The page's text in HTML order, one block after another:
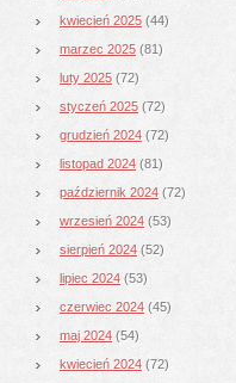
kwiecień 2025 (44)
marzec 2025 (81)
luty 2025 (72)
styczeń 2025 (72)
grudzień 2024 (72)
listopad 2024 (81)
październik 2024 (72)
wrzesień 2024 (53)
sierpień 2024 (52)
lipiec 2024 (53)
czerwiec 2024 (45)
maj 2024 (54)
kwiecień 2024 (72)